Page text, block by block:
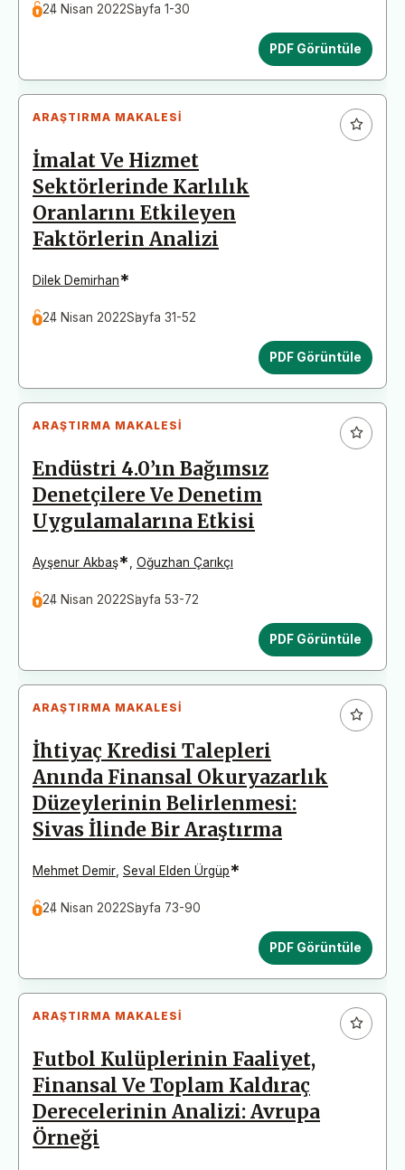
24 Nisan 2022Sayfa 1-30
PDF Görüntüle
ARAŞTIRMA MAKALESI
İmalat Ve Hizmet
Sektörlerinde Karlılık
Oranlarını Etkileyen
Faktörlerin Analizi
Dilek Demirhan*
24 Nisan 2022Sayfa 31-52
PDF Görüntüle
ARAŞTIRMA MAKALESI
Endüstri 4.0’ın Bağımsız
Denetçilere Ve Denetim
Uygulamalarına Etkisi
Ayşenur Akbaş* Oğuzhan Çarıkçı
24 Nisan 2022Sayfa 53-72
PDF Görüntüle
ARAŞTIRMA MAKALESI
İhtiyaç Kredisi Talepleri
Anında Finansal Okuryazarlık
Düzeylerinin Belirlenmesi:
Sivas İlinde Bir Araştırma
Mehmet Demir Seval Elden Ürgüp*
24 Nisan 2022Sayfa 73-90
PDF Görüntüle
ARAŞTIRMA MAKALESI
Futbol Kulüplerinin Faaliyet,
Finansal Ve Toplam Kaldıraç
Derecelerinin Analizi: Avrupa
Örneği